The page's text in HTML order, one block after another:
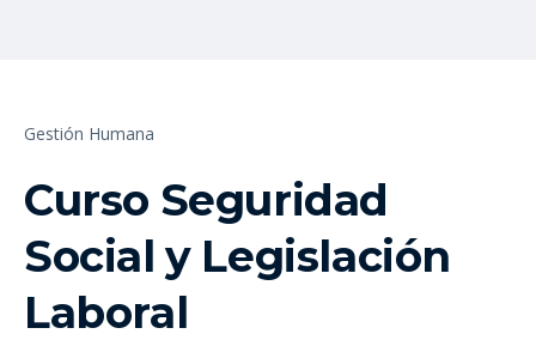
Gestión Humana
Curso Seguridad
Social y Legislación
Laboral